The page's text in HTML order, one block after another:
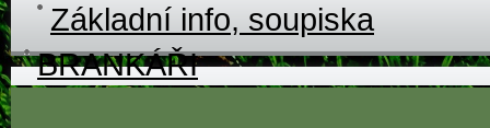
Základní info, soupiska
BRANKÁŘI